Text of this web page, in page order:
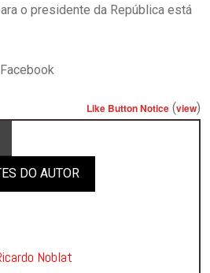
o presidente da República está
Like Button Notice (view)
DO AUTOR
Noblat